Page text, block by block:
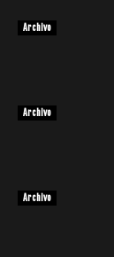
Archivo
Archivo
Archivo